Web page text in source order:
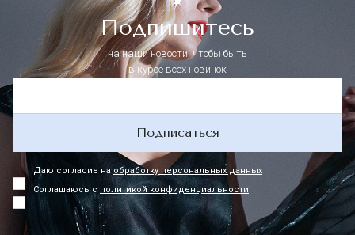
Подпишитесь
на наши новости, чтобы быть
в курсе всех новинок
Подписаться
Даю согласие наобработку персональных данных
Соглашаюсь с политикой конфиденциальности